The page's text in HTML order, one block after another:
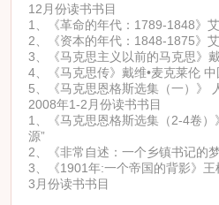
12月份读书书目
1、《革命的年代：1789-1848》
2、《资本的年代：1848-1875》
3、《马克思主义以前的马克思》
4、《马克思传》戴维•麦克莱伦
5、《马克思恩格斯选集（一）》
2008年1-2月份读书书目
1、《马克思恩格斯选集（2-4卷）
源”
2、《非常自述：一个乡镇书记的
3、《1901年:一个帝国的背影》王
3月份读书书目